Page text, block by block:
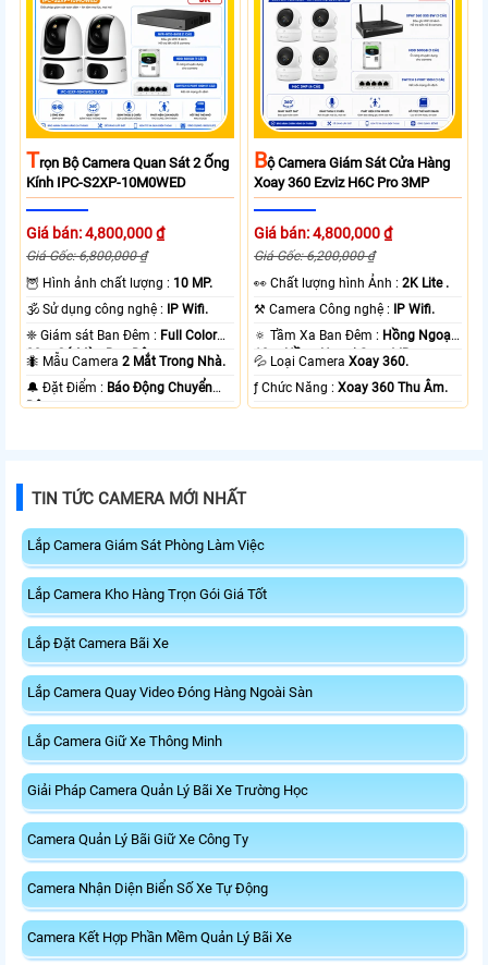
TRọn Bộ Camera Quan Sát 2 Ống
Kính IPC-S2XP-10M0WED
Giá bán: 4,800,000 ₫
Giá Gốc: 6,800,000 ₫
🦉 Hình ảnh chất lượng : 10 MP.
🕉️ Sử dụng công nghệ :
IP Wifi.
❈ Giám sát Ban Đêm : Full Color
20m Có Màu Ban Ðêm.
🐜 Mẫu Camera2 Mắt Trong Nhà.
️🔔 Đặt Điểm : Báo Động Chuyển
Động.
BỘ Camera Giám Sát Cửa Hàng
Xoay 360 Ezviz H6C Pro 3MP
Giá bán: 4,800,000 ₫
Giá Gốc: 6,200,000 ₫
️👀 Chất lượng hình Ảnh :2K Lite .
⚒ Camera Công nghệ :
IP Wifi.
🔅 Tầm Xa Ban Đêm : Hồng Ngoại
10m Hồng Ngoại Smart IR.
💦 Loại CameraXoay 360.
️ƒ Chức Năng :Xoay 360 Thu Âm.
TIN TỨC CAMERA MỚI NHẤT
Lắp Camera Giám Sát Phòng Làm Việc
Lắp Camera Kho Hàng Trọn Gói Giá Tốt
Lắp Đặt Camera Bãi Xe
Lắp Camera Quay Video Đóng Hàng Ngoài Sàn
Lắp Camera Giữ Xe Thông Minh
Giải Pháp Camera Quản Lý Bãi Xe Trường Học
Camera Quản Lý Bãi Giữ Xe Công Ty
Camera Nhận Diện Biển Số Xe Tự Động
Camera Kết Hợp Phần Mềm Quản Lý Bãi Xe